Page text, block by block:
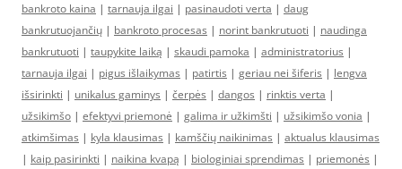
bankroto kaina | tarnauja ilgai | pasinaudoti verta | daug
bankrutuojančių | bankroto procesas | norint bankrutuoti | naudinga
bankrutuoti | taupykite laiką | skaudi pamoka | administratorius |
tarnauja ilgai | pigus išlaikymas | patirtis | geriau nei šiferis | lengva
išsirinkti | unikalus gaminys | čerpės | dangos | rinktis verta |
užsikimšo | efektyvi priemonė | galima ir užkimšti | užsikimšo vonia |
atkimšimas | kyla klausimas | kamščių naikinimas | aktualus klausimas
| kaip pasirinkti | naikina kvapą | biologiniai sprendimas | priemonės |